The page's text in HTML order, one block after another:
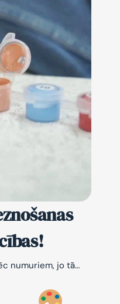
numuriem, jo tā…